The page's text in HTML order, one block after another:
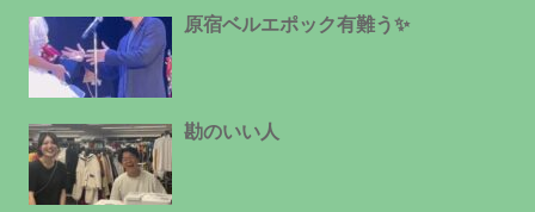
原宿ベルエポック有難う✨
勘のいい人